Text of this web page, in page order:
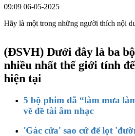
09:09 06-05-2025
Hãy là một trong những người thích nội
(ĐSVH) Dưới đây là ba
nhiều nhất thế giới tính
hiện tại
5 bộ phim đã “làm mưa
về đề tài âm nhạc
'Gác cửa' sao cứ để lọt